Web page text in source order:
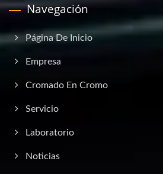
Navegación
Página De Inicio
Empresa
Cromado En Cromo
Servicio
Laboratorio
Noticias